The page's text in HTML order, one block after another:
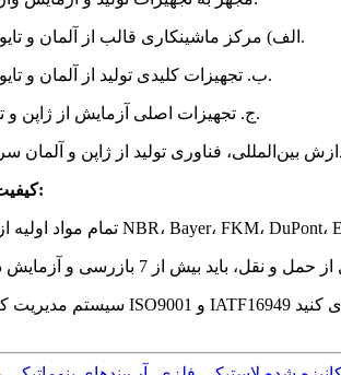
الف) مرکز ماشینکاری قالب از آلمان و تایوان وارد شده است.
ب. تجهیزات کلیدی تولید از آلمان و تایوان وارد شده است.
ج. تجهیزات اصلی آزمایش از ژاپن و تایوان وارد می‌شود.
۴. کیفیت پایدار محصول:
حمل و نقل، باید بیش از 7 بازرسی و آزمایش دقیق انجام شود